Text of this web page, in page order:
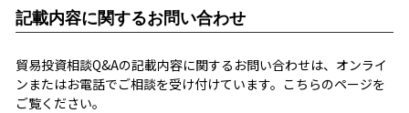
記載内容に関するお問い合わせ
貿易投資相談Q&Aの記載内容に関するお問い合わせは、オンライ
ンまたはお電話でご相談を受け付けています。こちらのページを
ご覧ください。